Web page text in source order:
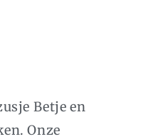
Betje en
Onze